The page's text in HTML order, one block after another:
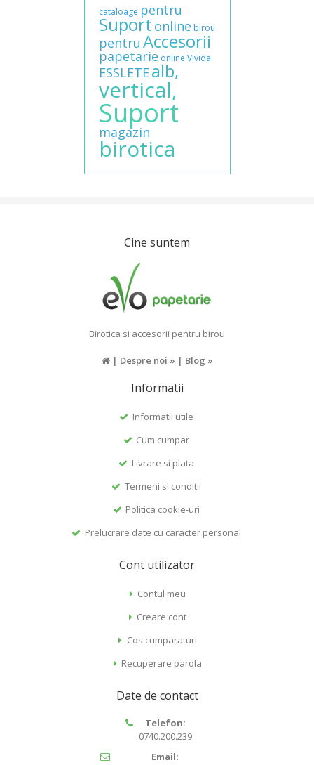
cataloage pentru
Suport online birou
pentru Accesorii
papetarie online Vivida
ESSLETEalb,
vertical,
Suport
magazin
birotica
Cine suntem
Birotica si accesorii pentru birou
| Despre noi » | Blog »
Informatii
Informatii utile
Cum cumpar
Livrare si plata
Termeni si conditii
Politica cookie-uri
Prelucrare date cu caracter personal
Cont utilizator
Contul meu
Creare cont
Cos cumparaturi
Recuperare parola
Date de contact
Telefon:
0740.200.239
Email: